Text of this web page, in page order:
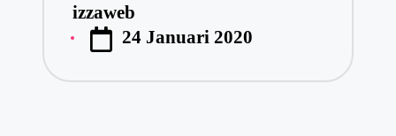
Posted
by
izzaweb
24 Januari 2020